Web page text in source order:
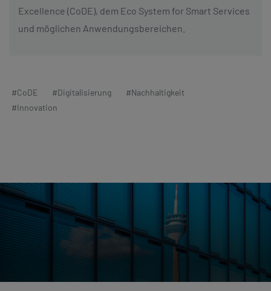
Excellence (CoDE), dem Eco System for Smart Services
und möglichen Anwendungsbereichen.
#CoDE #Digitalisierung
#Nachhaltigkeit
#Innovation